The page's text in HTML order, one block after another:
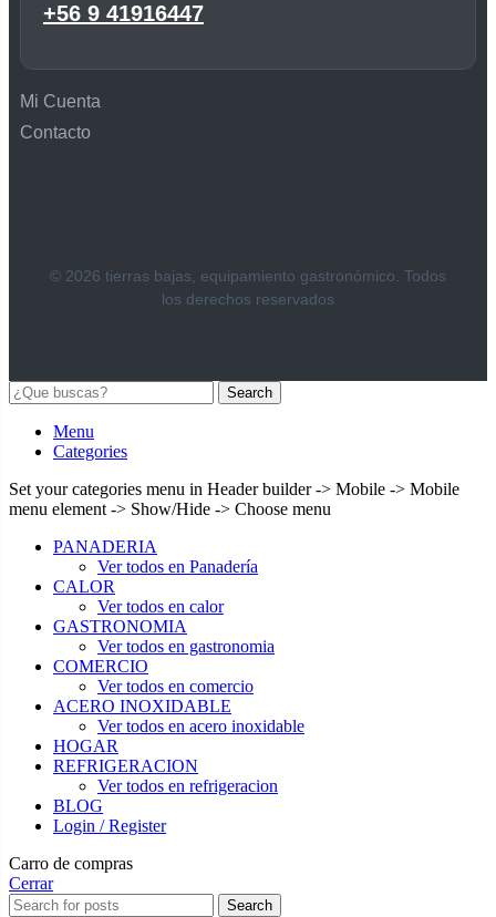
+56 9 41916447
Mi Cuenta
Contacto
© 2026 tierras bajas, equipamiento gastronómico. Todos
los derechos reservados
Search
Menu
Categories
Set your categories menu in Header builder -> Mobile -> Mobile
menu element -> Show/Hide -> Choose menu
PANADERIA
Ver todos en Panadería
CALOR
Ver todos en calor
GASTRONOMIA
Ver todos en gastronomia
COMERCIO
Ver todos en comercio
ACERO INOXIDABLE
Ver todos en acero inoxidable
HOGAR
REFRIGERACION
Ver todos en refrigeracion
BLOG
Login / Register
Carro de compras
Cerrar
Search
¿Cómo calificarías tu experiencia?
Seleccione
una
de
5
,
No fue buena
Saltar